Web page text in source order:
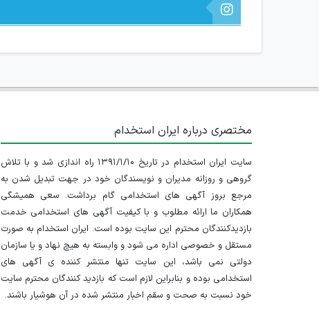
مختصری درباره ایران استخدام
سایت ایران استخدام در تاریخ ۱۳۹۱/۱/۱۰ راه اندازی شد و با تلاش
گروهی و روزانه مدیران و نویسندگان خود در جهت تبدیل شدن به
مرجع بروز آگهی های استخدامی گام برداشت. سعی همیشگی
همکاران ما ارائه مطلوب و با کیفیت آگهی های استخدامی خدمت
بازدیدکنندگان محترم این سایت بوده است. ایران استخدام به صورت
مستقل و خصوصی اداره می شود و وابسته به هیچ نهاد و یا سازمان
دولتی نمی باشد، این سایت تنها منتشر کننده ی آگهی های
استخدامی بوده و بنابراین لازم است که بازدید کنندگان محترم سایت
خود نسبت به صحت و سقم اخبار منتشر شده در آن هوشیار باشند.